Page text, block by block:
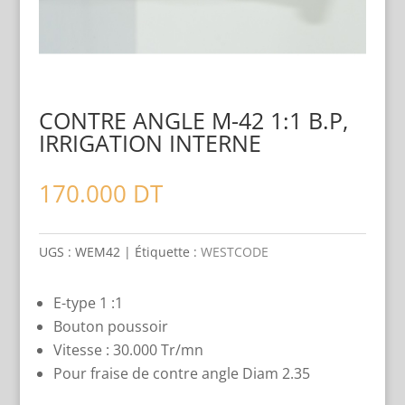
CONTRE ANGLE M-42 1:1 B.P,
IRRIGATION INTERNE
170.000 DT
UGS : WEM42 Étiquette : WESTCODE
E-type 1 :1
Bouton poussoir
Vitesse : 30.000 Tr/mn
Pour fraise de contre angle Diam 2.35